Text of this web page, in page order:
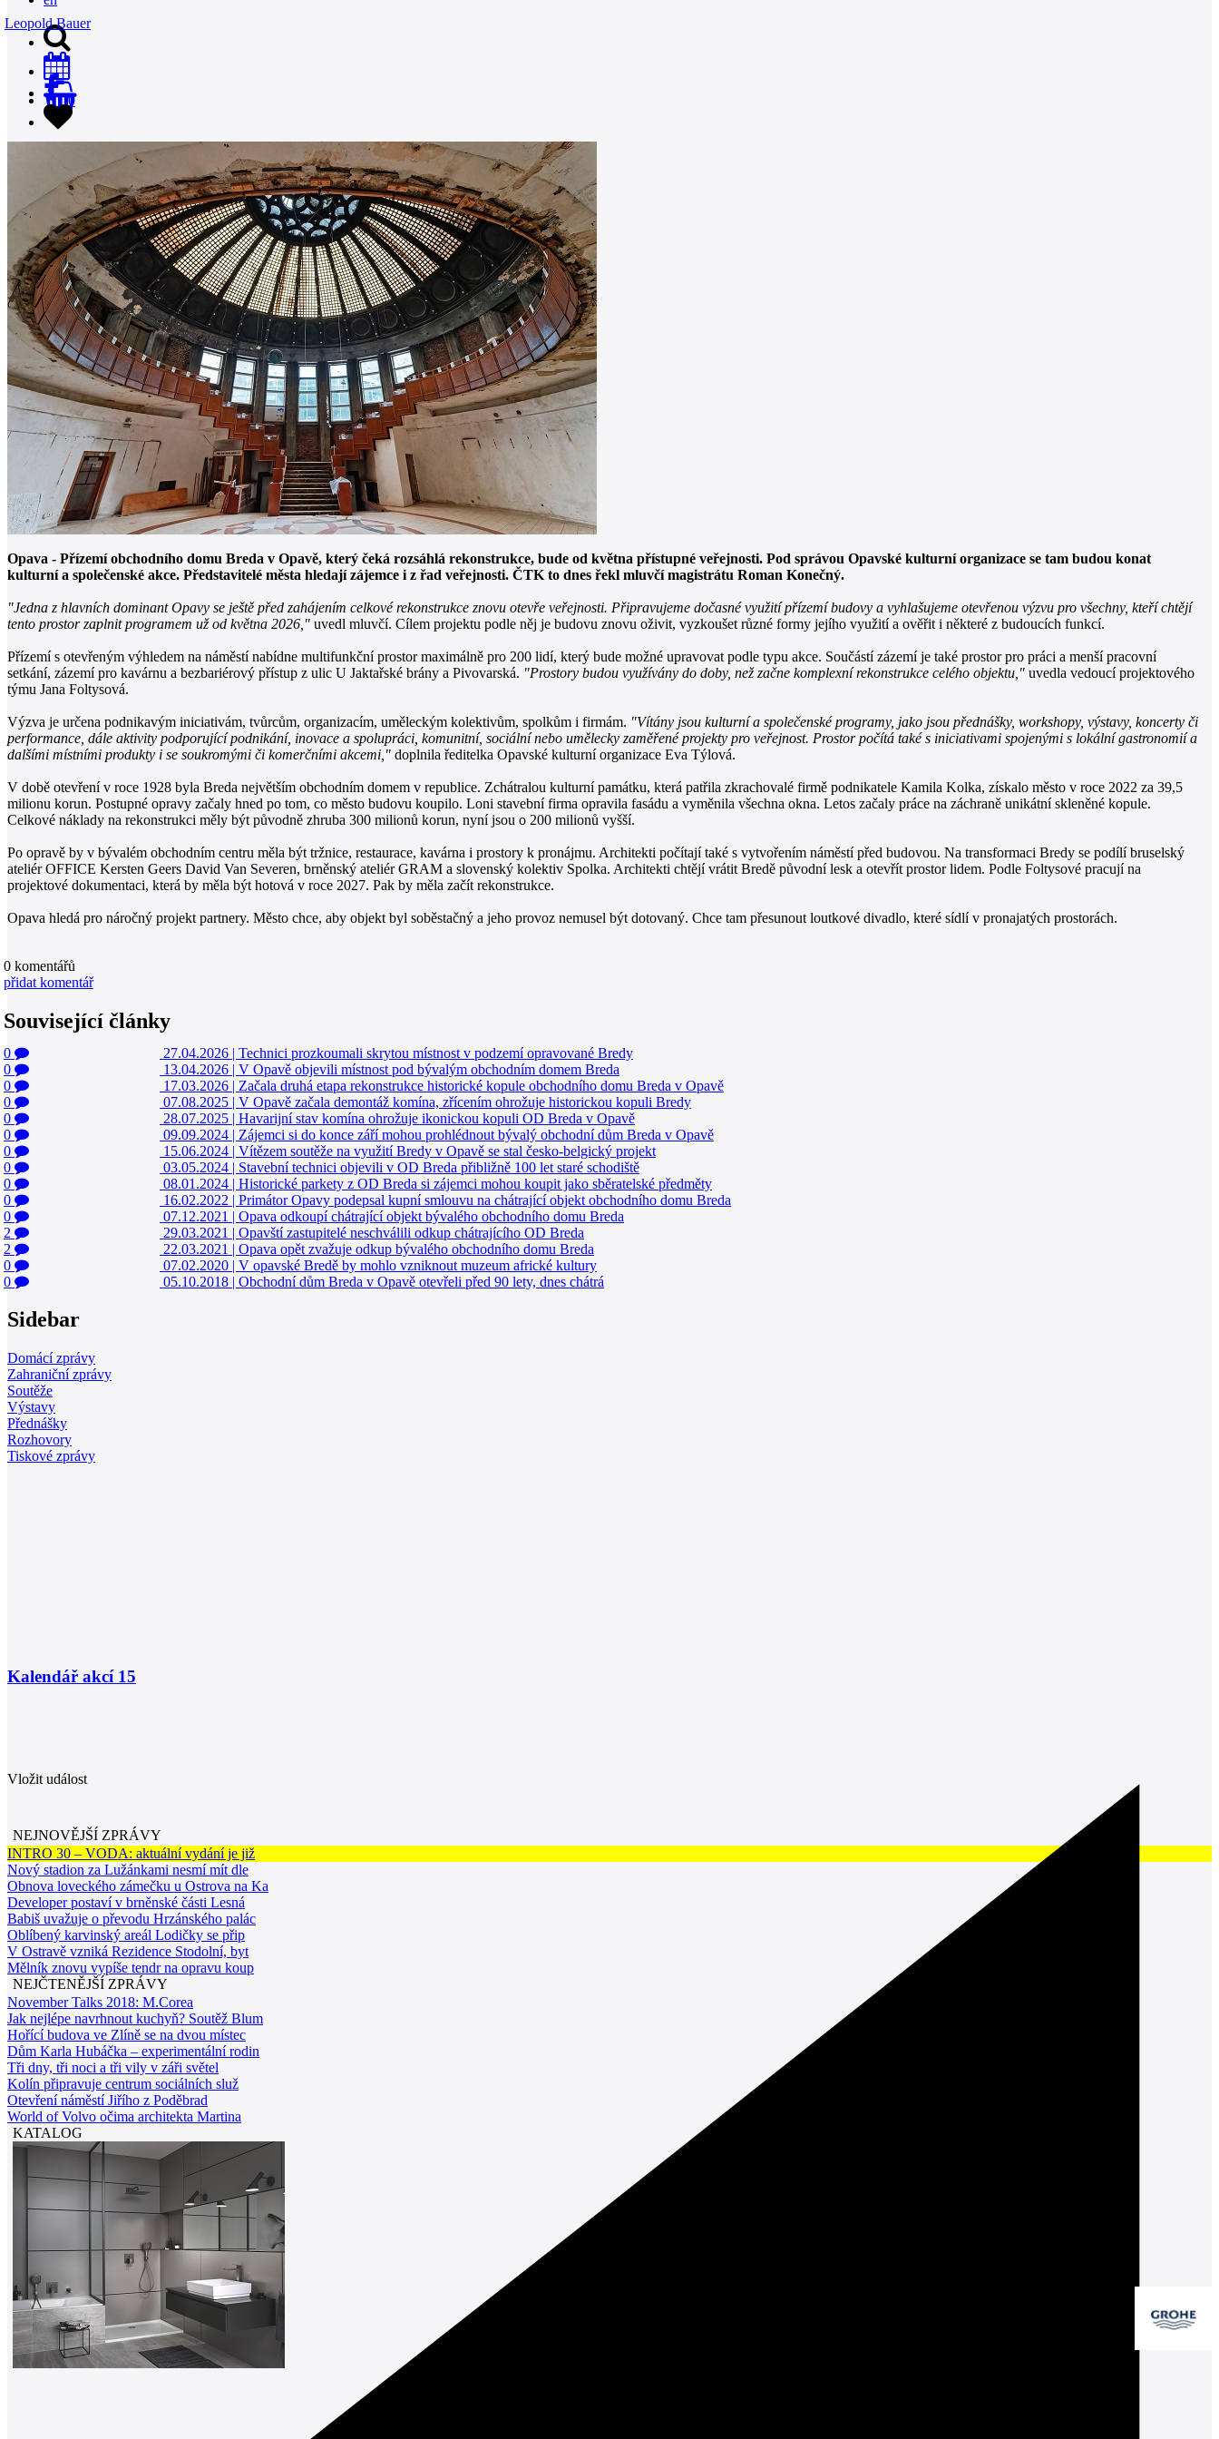
0
Leopold Bauer
Opava - Přízemí obchodního domu Breda v Opavě, který čeká rozsáhlá rekonstrukce, bude od května přístupné veřejnosti. Pod správou Opavské kulturní organizace se tam budou konat
kulturní a společenské akce. Představitelé města hledají zájemce i z řad veřejnosti. ČTK to dnes řekl mluvčí magistrátu Roman Konečný.
"Jedna z hlavních dominant Opavy se ještě před zahájením celkové rekonstrukce znovu otevře veřejnosti. Připravujeme dočasné využití přízemí budovy a vyhlašujeme otevřenou výzvu pro všechny, kteří chtějí
tento prostor zaplnit programem už od května 2026," uvedl mluvčí. Cílem projektu podle něj je budovu znovu oživit, vyzkoušet různé formy jejího využití a ověřit i některé z budoucích funkcí.
Přízemí s otevřeným výhledem na náměstí nabídne multifunkční prostor maximálně pro 200 lidí, který bude možné upravovat podle typu akce. Součástí zázemí je také prostor pro práci a menší pracovní
setkání, zázemí pro kavárnu a bezbariérový přístup z ulic U Jaktařské brány a Pivovarská. "Prostory budou využívány do doby, než začne komplexní rekonstrukce celého objektu," uvedla vedoucí projektového
týmu Jana Foltysová.
Výzva je určena podnikavým iniciativám, tvůrcům, organizacím, uměleckým kolektivům, spolkům i firmám. "Vítány jsou kulturní a společenské programy, jako jsou přednášky, workshopy, výstavy, koncerty či
performance, dále aktivity podporující podnikání, inovace a spolupráci, komunitní, sociální nebo umělecky zaměřené projekty pro veřejnost. Prostor počítá také s iniciativami spojenými s lokální gastronomií a
dalšími místními produkty i se soukromými či komerčními akcemi," doplnila ředitelka Opavské kulturní organizace Eva Týlová.
V době otevření v roce 1928 byla Breda největším obchodním domem v republice. Zchátralou kulturní památku, která patřila zkrachovalé firmě podnikatele Kamila Kolka, získalo město v roce 2022 za 39,5
milionu korun. Postupné opravy začaly hned po tom, co město budovu koupilo. Loni stavební firma opravila fasádu a vyměnila všechna okna. Letos začaly práce na záchraně unikátní skleněné kopule.
Celkové náklady na rekonstrukci měly být původně zhruba 300 milionů korun, nyní jsou o 200 milionů vyšší.
Po opravě by v bývalém obchodním centru měla být tržnice, restaurace, kavárna i prostory k pronájmu. Architekti počítají také s vytvořením náměstí před budovou. Na transformaci Bredy se podílí bruselský
ateliér OFFICE Kersten Geers David Van Severen, brněnský ateliér GRAM a slovenský kolektiv Spolka. Architekti chtějí vrátit Bredě původní lesk a otevřít prostor lidem. Podle Foltysové pracují na
projektové dokumentaci, která by měla být hotová v roce 2027. Pak by měla začít rekonstrukce.
Opava hledá pro náročný projekt partnery. Město chce, aby objekt byl soběstačný a jeho provoz nemusel být dotovaný. Chce tam přesunout loutkové divadlo, které sídlí v pronajatých prostorách.
0 komentářů
přidat komentář
Související články
0 27.04.2026 | Technici prozkoumali skrytou místnost v podzemí opravované Bredy
0
13.04.2026 | V Opavě objevili místnost pod bývalým obchodním domem Breda
0
17.03.2026 | Začala druhá etapa rekonstrukce historické kopule obchodního domu Breda v Opavě
0
07.08.2025 | V Opavě začala demontáž komína, zřícením ohrožuje historickou kopuli Bredy
0
28.07.2025 | Havarijní stav komína ohrožuje ikonickou kopuli OD Breda v Opavě
0
09.09.2024 | Zájemci si do konce září mohou prohlédnout bývalý obchodní dům Breda v Opavě
0
15.06.2024 | Vítězem soutěže na využití Bredy v Opavě se stal česko-belgický projekt
0
03.05.2024 | Stavební technici objevili v OD Breda přibližně 100 let staré schodiště
0
08.01.2024 | Historické parkety z OD Breda si zájemci mohou koupit jako sběratelské předměty
0
16.02.2022 | Primátor Opavy podepsal kupní smlouvu na chátrající objekt obchodního domu Breda
0
07.12.2021 | Opava odkoupí chátrající objekt bývalého obchodního domu Breda
2
29.03.2021 | Opavští zastupitelé neschválili odkup chátrajícího OD Breda
2
22.03.2021 | Opava opět zvažuje odkup bývalého obchodního domu Breda
0
07.02.2020 | V opavské Bredě by mohlo vzniknout muzeum africké kultury
0
05.10.2018 | Obchodní dům Breda v Opavě otevřeli před 90 lety, dnes chátrá
Sidebar
Domácí zprávy
Zahraniční zprávy
Soutěže
Výstavy
Přednášky
Rozhovory
Tiskové zprávy
Kalendář akcí 15
Vložit událost
NEJNOVĚJŠÍ ZPRÁVY
INTRO 30 – VODA: aktuální vydání je již
Nový stadion za Lužánkami nesmí mít dle
Obnova loveckého zámečku u Ostrova na Ka
Developer postaví v brněnské části Lesná
Babiš uvažuje o převodu Hrzánského palác
Oblíbený karvinský areál Lodičky se přip
V Ostravě vzniká Rezidence Stodolní, byt
Mělník znovu vypíše tendr na opravu koup
NEJČTENĚJŠÍ ZPRÁVY
November Talks 2018: M.Corea
Jak nejlépe navrhnout kuchyň? Soutěž Blum
Hořící budova ve Zlíně se na dvou místec
Dům Karla Hubáčka – experimentální rodin
Tři dny, tři noci a tři vily v záři světel
Kolín připravuje centrum sociálních služ
Otevření náměstí Jiřího z Poděbrad
World of Volvo očima architekta Martina
KATALOG